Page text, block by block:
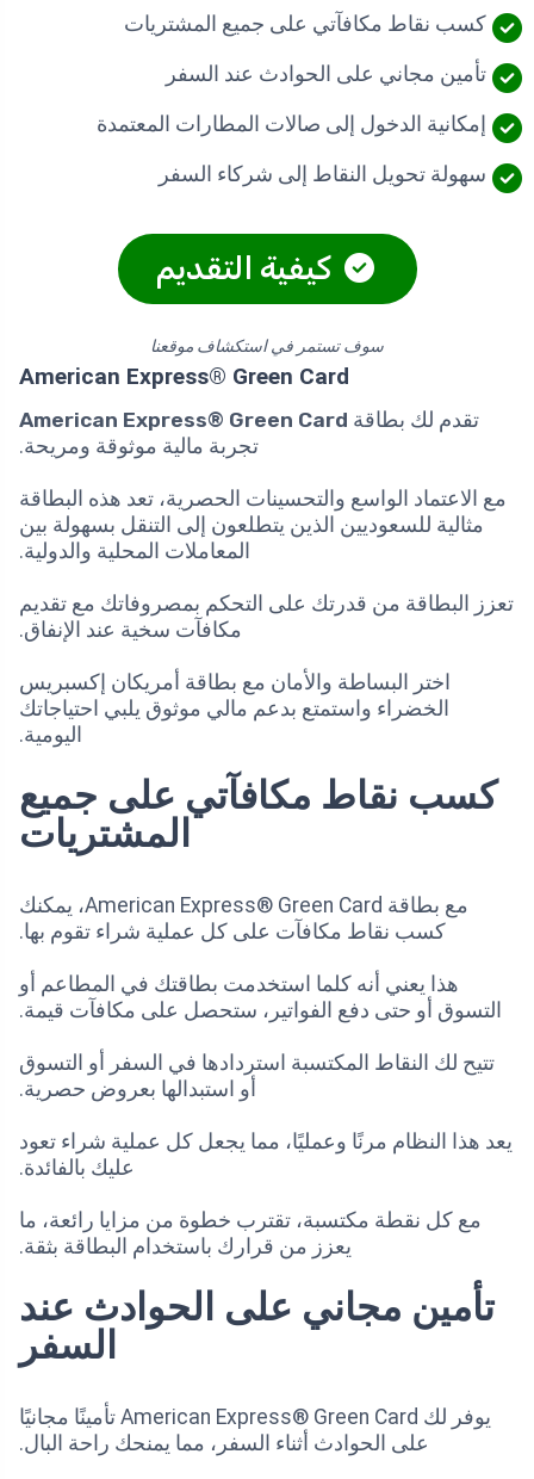
كسب نقاط مكافآتي على جميع المشتريات
تأمين مجاني على الحوادث عند السفر
إمكانية الدخول إلى صالات المطارات المعتمدة
سهولة تحويل النقاط إلى شركاء السفر
كيفية التقديم
سوف تستمر في استكشاف موقعنا
American Express® Green Card
تقدم لك بطاقة American Express® Green Card
تجربة مالية موثوقة ومريحة.
مع الاعتماد الواسع والتحسينات الحصرية، تعد هذه البطاقة
مثالية للسعوديين الذين يتطلعون إلى التنقل بسهولة بين
المعاملات المحلية والدولية.
تعزز البطاقة من قدرتك على التحكم بمصروفاتك مع تقديم
مكافآت سخية عند الإنفاق.
اختر البساطة والأمان مع بطاقة أمريكان إكسبريس
الخضراء واستمتع بدعم مالي موثوق يلبي احتياجاتك
اليومية.
كسب نقاط مكافآتي على جميع
المشتريات
مع بطاقة American Express® Green Card، يمكنك
كسب نقاط مكافآت على كل عملية شراء تقوم بها.
هذا يعني أنه كلما استخدمت بطاقتك في المطاعم أو
التسوق أو حتى دفع الفواتير، ستحصل على مكافآت قيمة.
تتيح لك النقاط المكتسبة استردادها في السفر أو التسوق
أو استبدالها بعروض حصرية.
يعد هذا النظام مرنًا وعمليًا، مما يجعل كل عملية شراء تعود
عليك بالفائدة.
مع كل نقطة مكتسبة، تقترب خطوة من مزايا رائعة، ما
يعزز من قرارك باستخدام البطاقة بثقة.
تأمين مجاني على الحوادث عند
السفر
يوفر لك American Express® Green Card تأمينًا مجانيًا
على الحوادث أثناء السفر، مما يمنحك راحة البال.